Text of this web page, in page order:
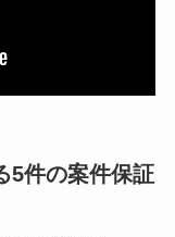
5件の案件保証